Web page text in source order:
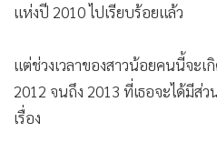
• News1
แห่งปี 2010 ไปเรียบร้อยแล้ว
แต่ช่วงเวลาของสาวน้อยคนนี้จะเ
2012 จนถึง 2013 ที่เธอจะได้มีส่
เรื่อง